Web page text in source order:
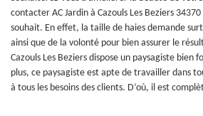
contacter AC Jardin à Cazouls Les Beziers
souhait. En effet, la taille de haies demande
ainsi que de la volonté pour bien assurer le
Cazouls Les Beziers dispose un paysagiste bien
plus, ce paysagiste est apte de travailler dans
à tous les besoins des clients. D’où, il est